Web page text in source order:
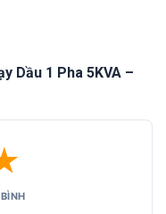
Dầu 1 Pha 5KVA –